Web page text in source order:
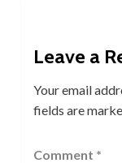
Leave a
Your email
fields are
Comment *